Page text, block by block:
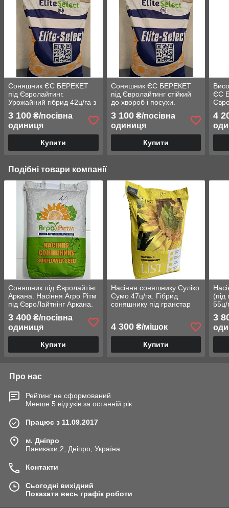
Соняшник ЄС БЕРЕКЕТ
під Євролайтинг.
Урожайний гібрид 42ц/га з
олійністю 47%. Стандарт
3 100 ₴/посівна
одиниця
Купити
Соняшник ЄС БЕРЕКЕТ
під Євролайтинг стійкий
до хвороб і посухи.
Урожайний 42ц/га.
Стандарт
3 100₴/посівна
одиниця
Купити
ЄС
та
4
Подібні товари компанії
Соняшник під Євролайтінг
Аркана. Насіння Агро Рітм
під ЄвроЛайтнінг Аркана.
Стандарт
3 400 ₴/посівна
одиниця
Купити
Насіння соняшнику Суліко
Сумо 47ц/га. Гібрид
соняшнику під гранстар
4 300₴/мішок
Купити
(під
55ц/
3
Про нас
Рейтинг не сформований
Менше 5 відгуків за останній рік
Працює з 11.09.2017
м. Дніпро
Паникахи,2, Дніпро, Україна
Контакти
Сьогодні вихідний
Показати весь графік роботи